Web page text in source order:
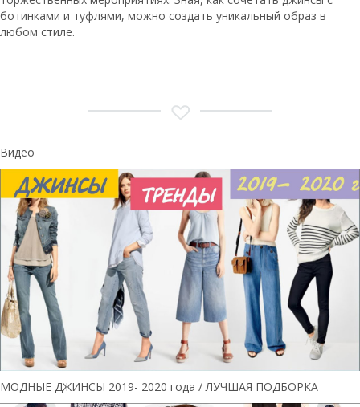
ботинками и туфлями, можно создать уникальный образ в
любом стиле.
Видео
МОДНЫЕ ДЖИНСЫ 2019- 2020 года / ЛУЧШАЯ ПОДБОРКА